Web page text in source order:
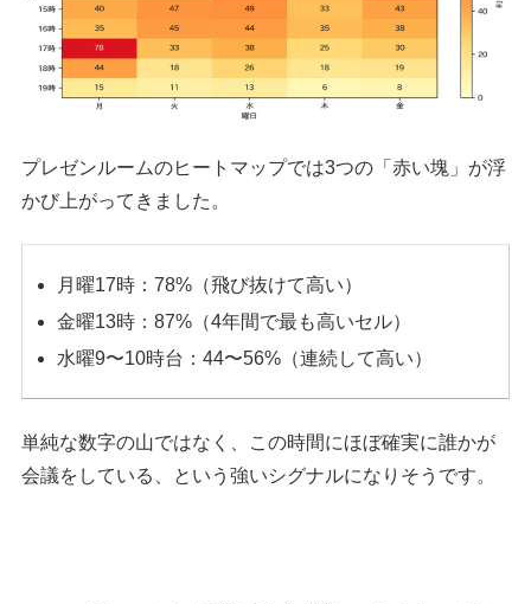
プレゼンルームのヒートマップでは3つの「赤い塊」が浮
かび上がってきました。
月曜17時：78%（飛び抜けて高い）
金曜13時：87%（4年間で最も高いセル）
水曜9〜10時台：44〜56%（連続して高い）
単純な数字の山ではなく、この時間にほぼ確実に誰かが
会議をしている、という強いシグナルになりそうです。